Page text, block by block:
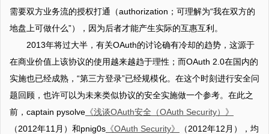
需要双方业务流的授权打通（authorization；可理解为“我在双方的
地盘上可做什么”），因为后者才能产生实际的互惠互利。
2013年将过大半，有关OAuth的讨论确有冷却的趋势，这源于
在商业价值上该协议的使用越来越趋于理性；而OAuth 2.0在国内的
实施也已经成熟，“第三方登录”已经规模化。在这个时刻进行安全问
题回顾，也许可以为未来类似协议的安全实施做一个参考。在此之
前，captain pysolve 《浅谈OAuth安全（OAuth Security）》
（2012年11月）和pnig0s 《OAuth Security》
（2012年12月），均